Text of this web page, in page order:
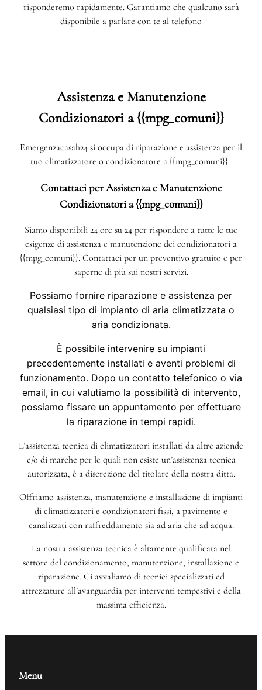
risponderemo rapidamente. Garantiamo che qualcuno sarà
disponibile a parlare con te al telefono
Assistenza e Manutenzione
Condizionatori a {{mpg_comuni}}
Emergenzacasah24 si occupa di riparazione e assistenza per il
tuo climatizzatore o condizionatore a {{mpg_comuni}}.
Contattaci per Assistenza e Manutenzione
Condizionatori a {{mpg_comuni}}
Siamo disponibili 24 ore su 24 per rispondere a tutte le tue
esigenze di assistenza e manutenzione dei condizionatori a
{{mpg_comuni}}. Contattaci per un preventivo gratuito e per
saperne di più sui nostri servizi.
Possiamo fornire riparazione e assistenza per
qualsiasi tipo di impianto di aria climatizzata o
aria condizionata.
È possibile intervenire su impianti
precedentemente installati e aventi problemi di
funzionamento. Dopo un contatto telefonico o via
email, in cui valutiamo la possibilità di intervento,
possiamo fissare un appuntamento per effettuare
la riparazione in tempi rapidi.
L’assistenza tecnica di climatizzatori installati da altre aziende
e/o di marche per le quali non esiste un’assistenza tecnica
autorizzata, è a discrezione del titolare della nostra ditta.
Offriamo assistenza, manutenzione e installazione di impianti
di climatizzatori e condizionatori fissi, a pavimento e
canalizzati con raffreddamento sia ad aria che ad acqua.
La nostra assistenza tecnica è altamente qualificata nel
settore del condizionamento, manutenzione, installazione e
riparazione. Ci avvaliamo di tecnici specializzati ed
attrezzature all’avanguardia per interventi tempestivi e della
massima efficienza.
Menu